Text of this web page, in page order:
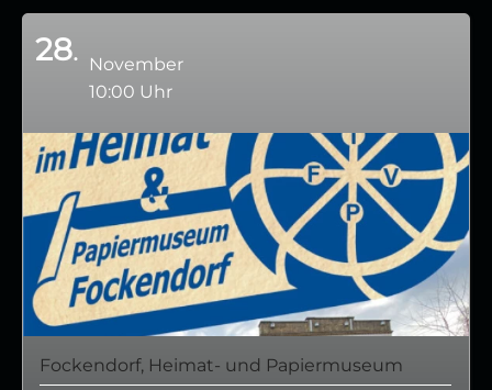
28
November
10:00 Uhr
Fockendorf, Heimat- und Papiermuseum